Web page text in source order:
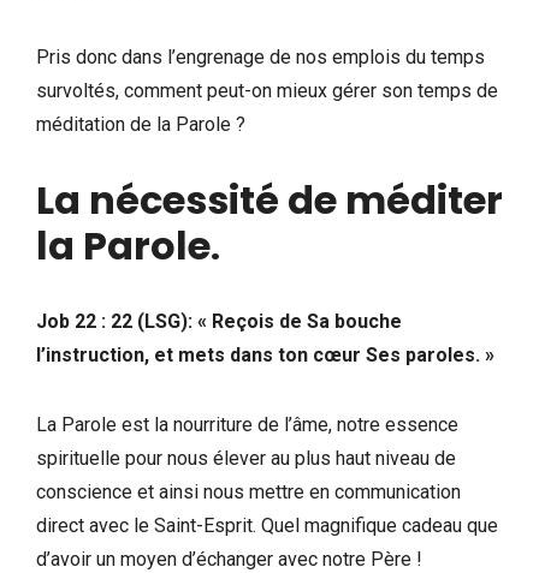
Pris donc dans l’engrenage de nos emplois du temps
survoltés, comment peut-on mieux gérer son temps de
méditation de la Parole ?
La nécessité de méditer
la Parole.
Job 22 : 22 (LSG): « Reçois de Sa bouche
l’instruction, et mets dans ton cœur Ses paroles. »
La Parole est la nourriture de l’âme, notre essence
spirituelle pour nous élever au plus haut niveau de
conscience et ainsi nous mettre en communication
direct avec le Saint-Esprit. Quel magnifique cadeau que
d’avoir un moyen d’échanger avec notre Père !